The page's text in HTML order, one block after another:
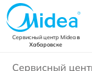
Сервисный центр Mideaв
Хабаровске
Сервисный